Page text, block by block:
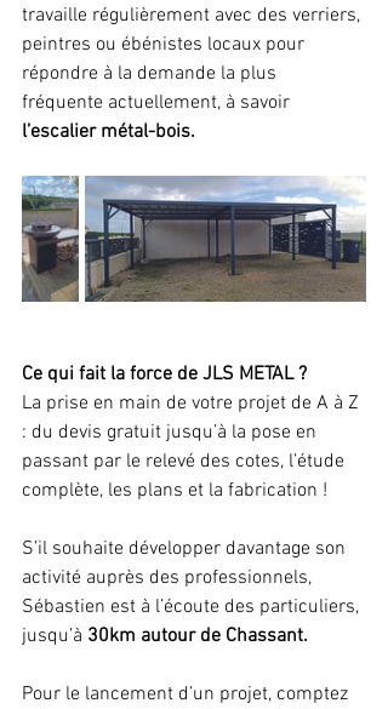
travaille régulièrement avec des verriers,
peintres ou ébénistes locaux pour
répondre à la demande la plus
fréquente actuellement, à savoir
l’escalier métal-bois.
Ce qui fait la force de JLS METAL ?
La prise en main de votre projet de A à Z
: du devis gratuit jusqu’à la pose en
passant par le relevé des cotes, l’étude
complète, les plans et la fabrication !
S’il souhaite développer davantage son
activité auprès des professionnels,
Sébastien est à l’écoute des particuliers,
jusqu’à 30km autour de Chassant.
Pour le lancement d’un projet, comptez